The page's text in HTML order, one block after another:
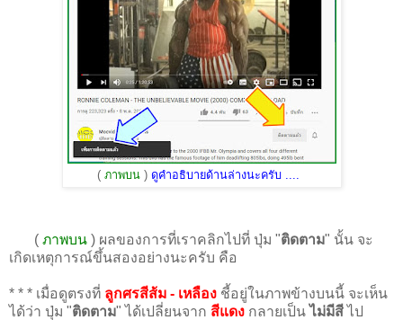
( ภาพบน)ดูคำอธิบายด้านล่างนะครับ ....
( ภาพบน ) ผลของการที่เราคลิกไปที่ ปุ่ม "ติดตาม" นั้น จะ
เกิดเหตุการณ์ขึ้นสองอย่างนะครับ คือ
* * * เมื่อดูตรงที่ ลูกศรสีส้ม - เหลือง ชี้อยู่ในภาพข้างบนนี้ จะเห็น
ได้ว่า ปุ่ม "ติดตาม" ได้เปลี่ยนจาก สีแดง กลายเป็นไม่มีสีไป